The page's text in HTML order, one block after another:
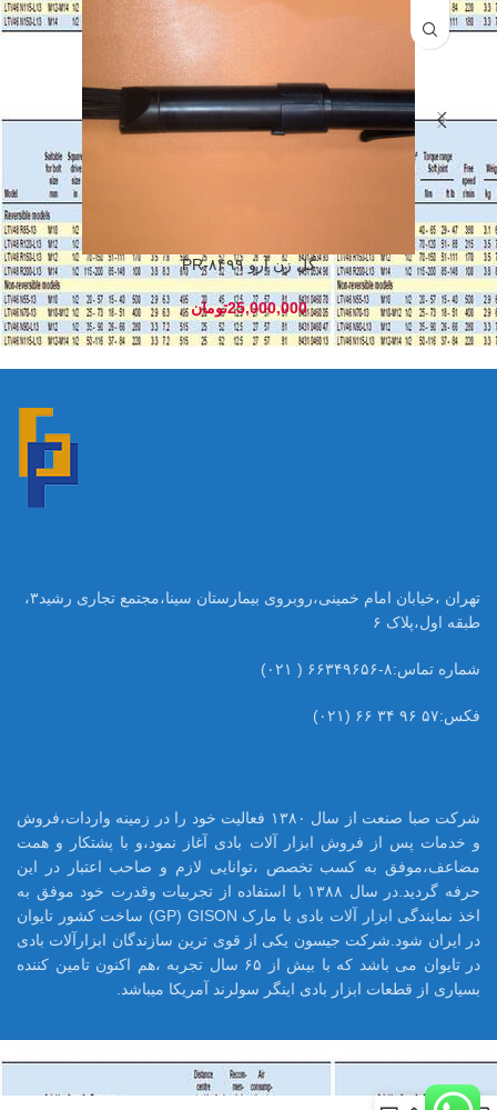
گل زن آرو ۸۴۹۹-PR
تومان
تهران ،خیابان امام خمینی،روبروی بیمارستان سینا،مجتمع تجاری رشید۳،
طبقه اول،پلاک ۶
شماره تماس:۸-۶۶۳۴۹۶۵۶ ( ۰۲۱)
فکس:۵۷ ۹۶ ۳۴ ۶۶ (۰۲۱)
شرکت صبا صنعت از سال ۱۳۸۰ فعالیت خود را در زمینه واردات،فروش
و خدمات پس از فروش ابزار آلات بادی آغاز نمود،و با پشتکار و همت
مضاعف،موفق به کسب تخصص ،توانایی لازم و صاحب اعتبار در این
حرفه گردید.در سال ۱۳۸۸ با استفاده از تجربیات وقدرت خود موفق به
اخذ نمایندگی ابزار آلات بادی با مارک GP) GISON) ساخت کشور تایوان
در ایران شود.شرکت جیسون یکی از قوی ترین سازندگان ابزارآلات بادی
در تایوان می باشد که با بیش از ۶۵ سال تجربه ،هم اکنون تامین کننده
بسیاری از قطعات ابزار بادی اینگر سولرند آمریکا میباشد.